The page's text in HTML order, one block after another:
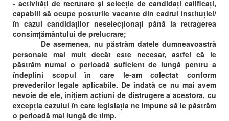
- activități de recrutare și selecție de candidați calificați,
capabili să ocupe posturile vacante din cadrul instituției/
în cazul candidaților neselecționați pănă la retragerea
consimțământului de prelucrare;
De asemenea, nu păstrăm datele dumneavoastră
personale mai mult decât este necesar, astfel că le
păstrăm numai o perioadă suficient de lungă pentru a
îndeplini scopul în care le-am colectat conform
prevederilor legale aplicabile. De îndată ce nu mai avem
nevoie de ele, inițiem acțiuni de distrugere a acestora, cu
excepția cazului în care legislația ne impune să le păstrăm
o perioadă mai lungă de timp.